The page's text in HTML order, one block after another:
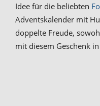
Idee für die beliebten
Adventskalender mit
doppelte Freude,
mit diesem Geschenk